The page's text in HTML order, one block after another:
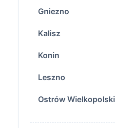
Gniezno
Kalisz
Konin
Leszno
Ostrów Wielkopolski